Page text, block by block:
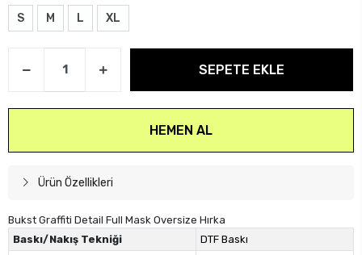
S M L XL
SEPETE EKLE
HEMEN AL
Ürün Özellikleri
Bukst Graffiti Detail Full Mask Oversize Hırka
Baskı/Nakış Tekniği
DTF Baskı